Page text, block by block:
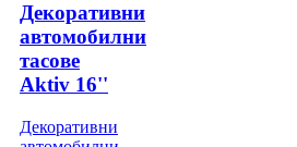
Декоративни
автомобилни
тасове
Aktiv 16''
Декоративни